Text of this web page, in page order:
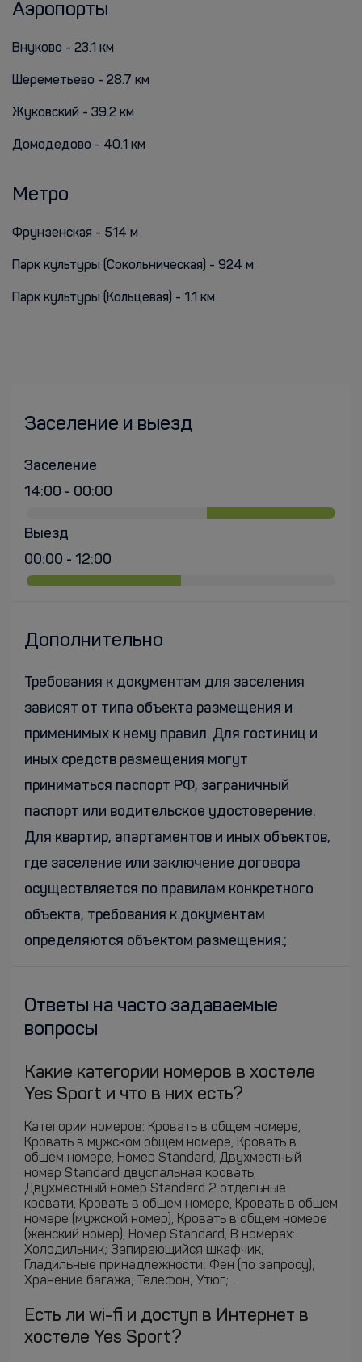
Аэропорты
Внуково - 23.1 км
Шереметьево - 28.7 км
Жуковский - 39.2 км
Домодедово - 40.1 км
Метро
Фрунзенская - 514 м
Парк культуры (Сокольническая) - 924 м
Парк культуры (Кольцевая) - 1.1 км
Заселение и выезд
Заселение
14:00 - 00:00
Выезд
00:00 - 12:00
Дополнительно
Требования к документам для заселения
зависят от типа объекта размещения и
применимых к нему правил. Для гостиниц и
иных средств размещения могут
приниматься паспорт РФ, заграничный
паспорт или водительское удостоверение.
Для квартир, апартаментов и иных объектов,
где заселение или заключение договора
осуществляется по правилам конкретного
объекта, требования к документам
определяются объектом размещения.;
Ответы на часто задаваемые
вопросы
Какие категории номеров в хостеле
Yes Sport и что в них есть?
Категории номеров: Кровать в общем номере,
Кровать в мужском общем номере, Кровать в
общем номере, Номер Standard, Двухместный
номер Standard двуспальная кровать,
Двухместный номер Standard 2 отдельные
кровати, Кровать в общем номере, Кровать в общем
номере (мужской номер), Кровать в общем номере
(женский номер), Номер Standard, В номерах:
Холодильник; Запирающийся шкафчик;
Гладильные принадлежности; Фен (по запросу);
Хранение багажа; Телефон; Утюг; .
Есть ли wi-fi и доступ в Интернет в
хостеле Yes Sport?